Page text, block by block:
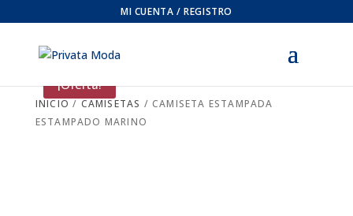
MI CUENTA / REGISTRO
INICIO / CAMISETAS / CAMISETA ESTAMPADA
ESTAMPADO MARINO
¡Oferta!